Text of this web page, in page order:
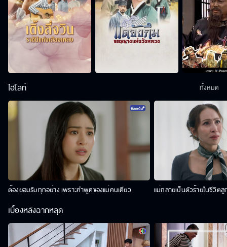
ไฮไลท์
ต้องยอมรับทุกอย่าง เพราะคำพูดของแม่คนเดียว แม่กลายเป็นตัวร้ายในชีวิตลู
ทั้งหมด
เบื้องหลังฉากหลุด